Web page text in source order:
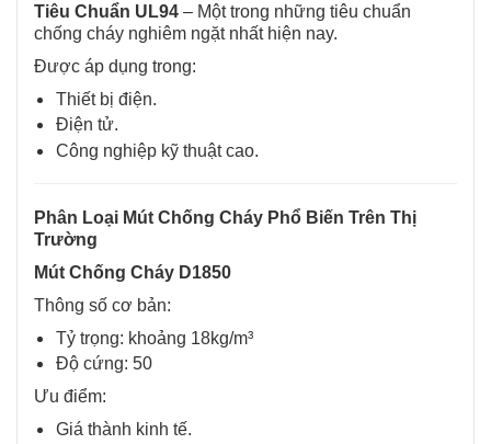
Tiêu Chuẩn UL94 – Một trong những tiêu chuẩn
chống cháy nghiêm ngặt nhất hiện nay.
Được áp dụng trong:
Thiết bị điện.
Điện tử.
Công nghiệp kỹ thuật cao.
Phân Loại Mút Chống Cháy Phổ Biến Trên Thị
Trường
Mút Chống Cháy D1850
Thông số cơ bản:
Tỷ trọng: khoảng 18kg/m³
Độ cứng: 50
Ưu điểm:
Giá thành kinh tế.